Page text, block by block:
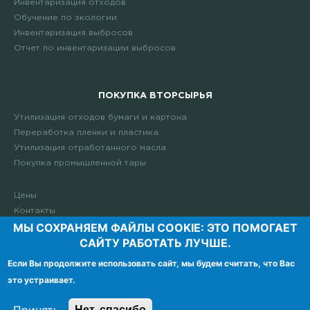
Инвентаризация отходов
Обучение по экологии
Инвентаризация выбросов
Отчет по инвентаризации выбросов
ПОКУПКА ВТОРСЫРЬЯ
Утилизация отходов бумаги и картона
Переработка пленки и пластика
Утилизация отработанного масла
Покупка промышленной тары
Цены
Контакты
МЫ CОХРАНЯЕМ ФАЙЛЫ COOKIE: ЭТО ПОМОГАЕТ
САЙТУ РАБОТАТЬ ЛУЧШЕ.
Если Вы продолжите использовать сайт, мы будем считать, что Вас
это устраивает.